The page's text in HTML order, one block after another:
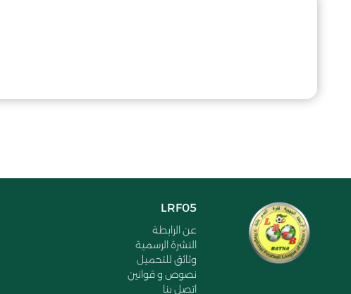
LRF05
عن الرابطة
النشرة الرسمية
وثائق للتحميل
نصوص و قوانين
اتصل بنا